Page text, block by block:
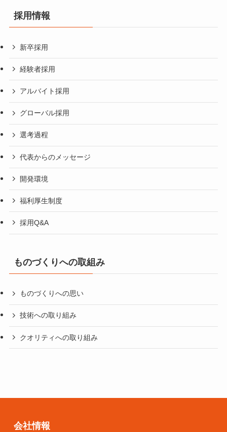
採用情報
新卒採用
経験者採用
アルバイト採用
グローバル採用
選考過程
代表からのメッセージ
開発環境
福利厚生制度
採用Q&A
ものづくりへの取組み
ものづくりへの思い
技術への取り組み
クオリティへの取り組み
会社情報